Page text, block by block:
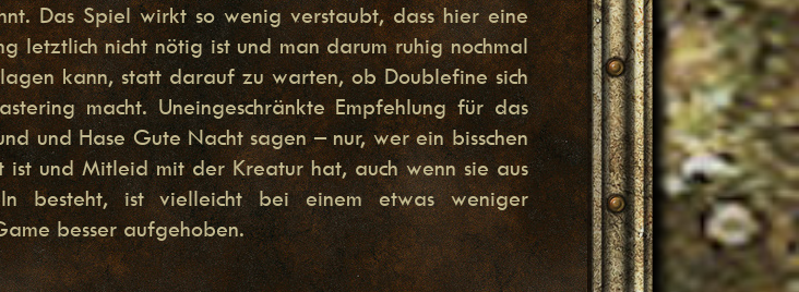
Das Spiel wirkt so wenig verstaubt, dass hier eine
letztlich nicht nötig ist und man darum ruhig nochmal
kann, statt darauf zu warten, ob Doublefine sich
macht. Uneingeschränkte Empfehlung für das
und Hase Gute Nacht sagen – nur, wer ein bisschen
ist und Mitleid mit der Kreatur hat, auch wenn sie aus
besteht, ist vielleicht bei einem etwas weniger
besser aufgehoben.